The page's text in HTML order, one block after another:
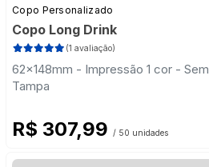
Copo Personalizado
Copo Long Drink
(1 avaliação)
62x148mm - Impressão 1 cor - Sem
Tampa
R$ 307,99 / 50 unidades